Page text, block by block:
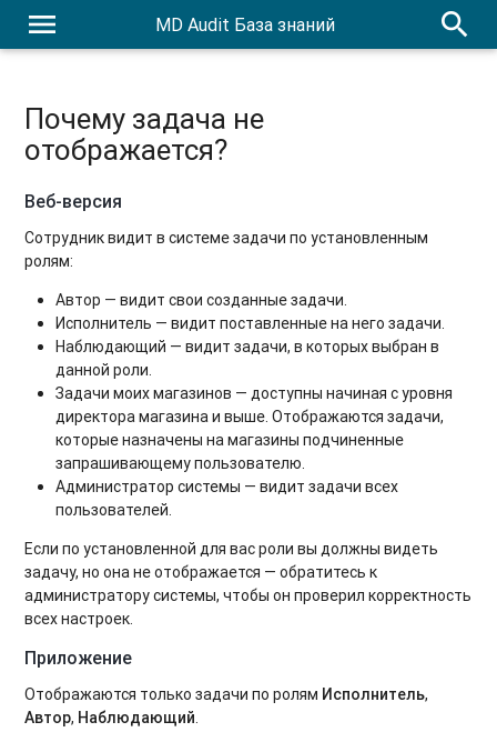
menu MD Audit База знаний search
Почему задача не
отображается?
Веб-версия
Сотрудник видит в системе задачи по установленным
ролям:
Автор — видит свои созданные задачи.
Исполнитель — видит поставленные на него задачи.
Наблюдающий — видит задачи, в которых выбран в
данной роли.
Задачи моих магазинов — доступны начиная с уровня
директора магазина и выше. Отображаются задачи,
которые назначены на магазины подчиненные
запрашивающему пользователю.
Администратор системы — видит задачи всех
пользователей.
Если по установленной для вас роли вы должны видеть
задачу, но она не отображается — обратитесь к
администратору системы, чтобы он проверил корректность
всех настроек.
Приложение
Отображаются только задачи по ролям Исполнитель,
Автор, Наблюдающий.